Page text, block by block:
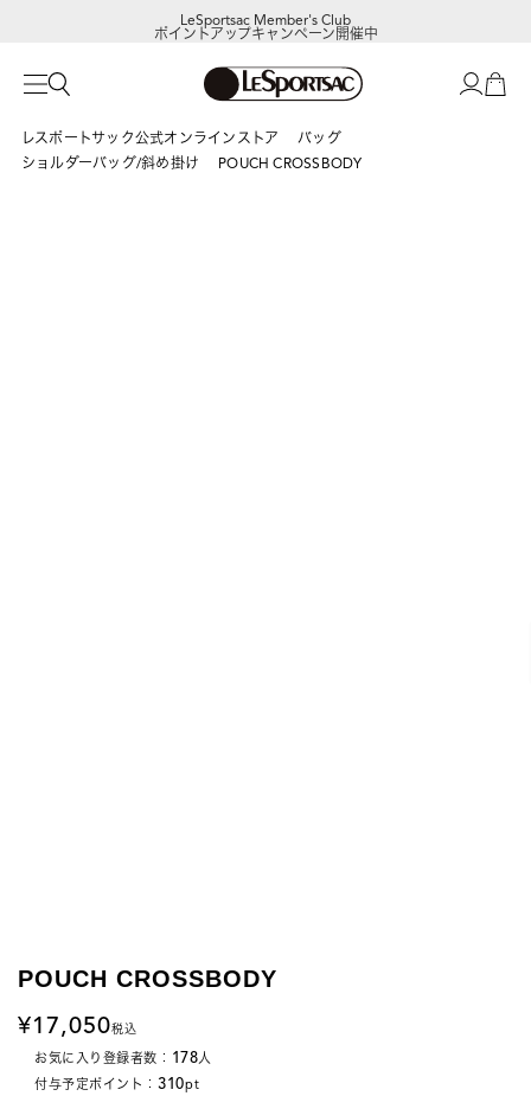
LeSportsac Member's Club
ポイントアップキャンペーン開催中
レスポートサック公式オンラインストア
バッグ
ショルダーバッグ/斜め掛け
POUCH CROSSBODY
POUCH CROSSBODY
17,050税込
お気に入り登録者数： 178人
付与予定ポイント： 310pt